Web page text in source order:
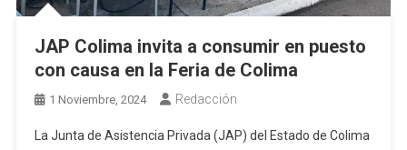
JAP Colima invita a consumir en puesto
con causa en la Feria de Colima
1 Noviembre, 2024 Redacción
La Junta de Asistencia Privada (JAP) del Estado de Colima